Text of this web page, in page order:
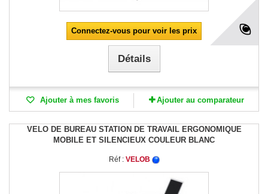
Connectez-vous pour voir les prix
Détails
Ajouter à mes favoris Ajouter au comparateur
VELO DE BUREAU STATION DE TRAVAIL ERGONOMIQUE
MOBILE ET SILENCIEUX COULEUR BLANC
Réf : VELOB